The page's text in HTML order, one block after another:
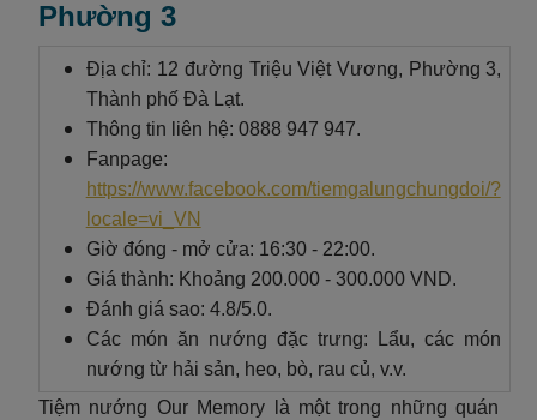
Phường 3
Địa chỉ: 12 đường Triệu Việt Vương, Phường 3,
Thành phố Đà Lạt.
Thông tin liên hệ: 0888 947 947.
Fanpage:
https://www.facebook.com/tiemgalungchungdoi/?
locale=vi_VN
Giờ đóng - mở cửa: 16:30 - 22:00.
Giá thành: Khoảng 200.000 - 300.000 VND.
Đánh giá sao: 4.8/5.0.
Các món ăn nướng đặc trưng: Lẩu, các món
nướng từ hải sản, heo, bò, rau củ, v.v.
Tiệm nướng Our Memory là một trong những quán